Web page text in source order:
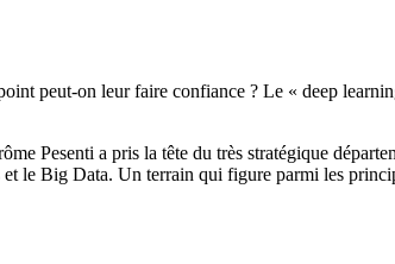
peut-on leur faire confiance ? Le « deep
Pesenti a pris la tête du très stratégique
et le Big Data. Un terrain qui figure parmi les